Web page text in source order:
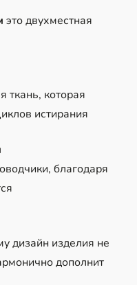
это двухместная
ткань, которая
истирания
благодаря
дизайн изделия не
дополнит